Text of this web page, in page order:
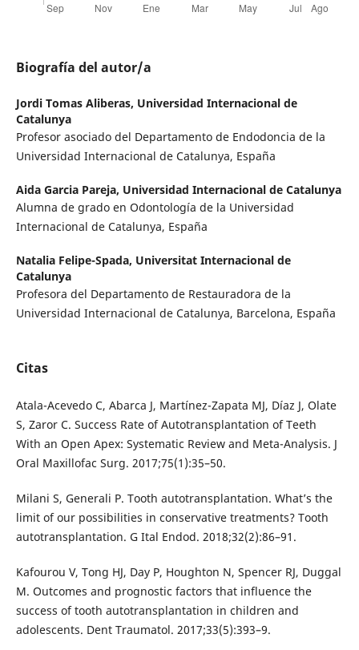
Biografía del autor/a
Jordi Tomas Aliberas, Universidad Internacional de
Catalunya
Profesor asociado del Departamento de Endodoncia de la
Universidad Internacional de Catalunya, España
Aida Garcia Pareja, Universidad Internacional de Catalunya
Alumna de grado en Odontología de la Universidad
Internacional de Catalunya, España
Natalia Felipe-Spada, Universitat Internacional de
Catalunya
Profesora del Departamento de Restauradora de la
Universidad Internacional de Catalunya, Barcelona, España
Citas
Atala-Acevedo C, Abarca J, Martínez-Zapata MJ, Díaz J, Olate
S, Zaror C. Success Rate of Autotransplantation of Teeth
With an Open Apex: Systematic Review and Meta-Analysis. J
Oral Maxillofac Surg. 2017;75(1):35–50.
Milani S, Generali P. Tooth autotransplantation. What’s the
limit of our possibilities in conservative treatments? Tooth
autotransplantation. G Ital Endod. 2018;32(2):86–91.
Kafourou V, Tong HJ, Day P, Houghton N, Spencer RJ, Duggal
M. Outcomes and prognostic factors that influence the
success of tooth autotransplantation in children and
adolescents. Dent Traumatol. 2017;33(5):393–9.